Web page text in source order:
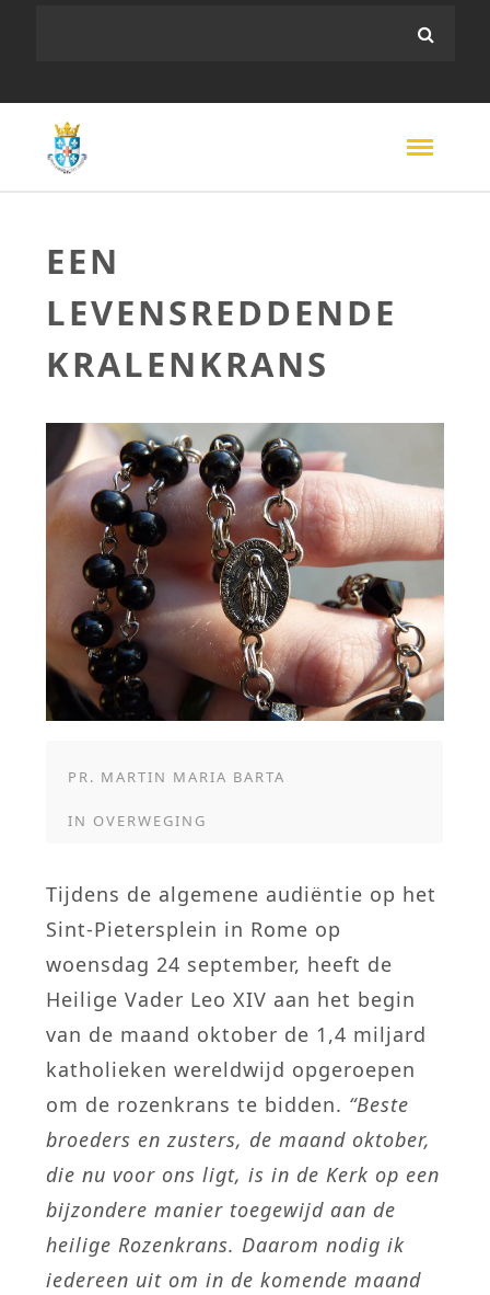
EEN
LEVENSREDDENDE
KRALENKRANS
PR. MARTIN MARIA BARTA
IN OVERWEGING
Tijdens de algemene audiëntie op het
Sint-Pietersplein in Rome op
woensdag 24 september, heeft de
Heilige Vader Leo XIV aan het begin
van de maand oktober de 1,4 miljard
katholieken wereldwijd opgeroepen
om de rozenkrans te bidden. “Beste
broeders en zusters, de maand oktober,
die nu voor ons ligt, is in de Kerk op een
bijzondere manier toegewijd aan de
heilige Rozenkrans. Daarom nodig ik
iedereen uit om in de komende maand